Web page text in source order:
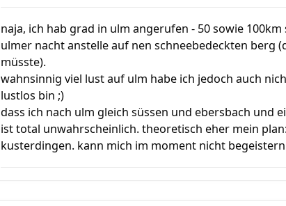
naja, ich hab grad in ulm angerufen - 50 sowie
ulmer nacht anstelle auf nen schneebedeckten berg
müsste).
wahnsinnig viel lust auf ulm habe ich jedoch auch
lustlos bin ;)
dass ich nach ulm gleich süssen und ebersbach und
ist total unwahrscheinlich. theoretisch eher mein
kusterdingen. kann mich im moment nicht